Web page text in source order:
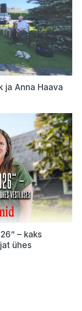
ja Anna Haava
– kaks
ühes